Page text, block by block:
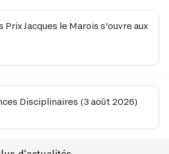
Prix Jacques le Marois s'ouvre aux
Disciplinaires (3 août 2026)